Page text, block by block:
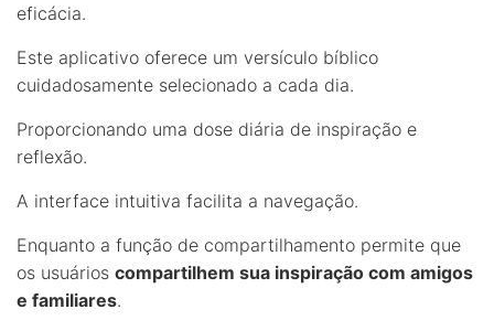
eficácia.
Este aplicativo oferece um versículo bíblico
cuidadosamente selecionado a cada dia.
Proporcionando uma dose diária de inspiração e
reflexão.
A interface intuitiva facilita a navegação.
Enquanto a função de compartilhamento permite que
os usuários compartilhem sua inspiração com amigos
e familiares.